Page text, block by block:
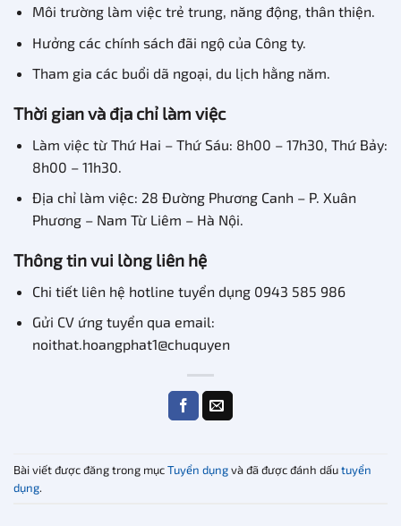
Môi trường làm việc trẻ trung, năng động, thân thiện.
Hưởng các chính sách đãi ngộ của Công ty.
Tham gia các buổi dã ngoại, du lịch hằng năm.
Thời gian và địa chỉ làm việc
Làm việc từ Thứ Hai – Thứ Sáu: 8h00 – 17h30, Thứ Bảy:
8h00 – 11h30.
Địa chỉ làm việc: 28 Đường Phương Canh – P. Xuân
Phương – Nam Từ Liêm – Hà Nội.
Thông tin vui lòng liên hệ
Chi tiết liên hệ hotline tuyển dụng 0943 585 986
Gửi CV ứng tuyển qua email:
noithat.hoangphat1@chuquyen
Bài viết được đăng trong mụcTuyển dụngvà đã được đánh dấutuyển
dụng.